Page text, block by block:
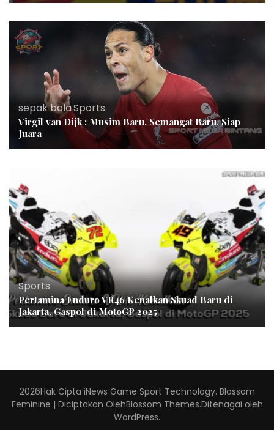
sepak bola,Sports
Virgil van Dijk : Musim Baru, Semangat Baru, Siap
Juara
Sports
Pertamina Enduro VR46 Kenalkan Skuad Baru di
Jakarta, Gaspol di MotoGP 2025
2026Hak Cipta iNews Game Sport Technology. Blossom
Feminine | Diciptakan OlehBlossom Themes.Ditenagai oleh
WordPress.